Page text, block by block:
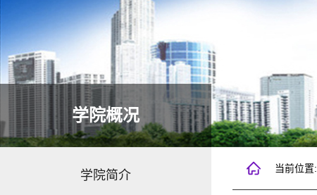
学院概况
学院简介 当前位置: